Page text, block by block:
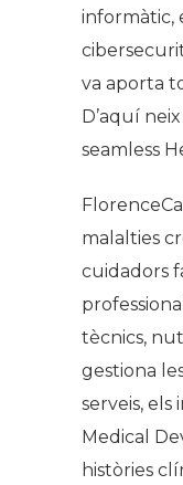
informàtic,
va aporta
D’aquí
seamless
malalties
cuidadors
tècnics,
gestiona
serveis, els
Medical
històries